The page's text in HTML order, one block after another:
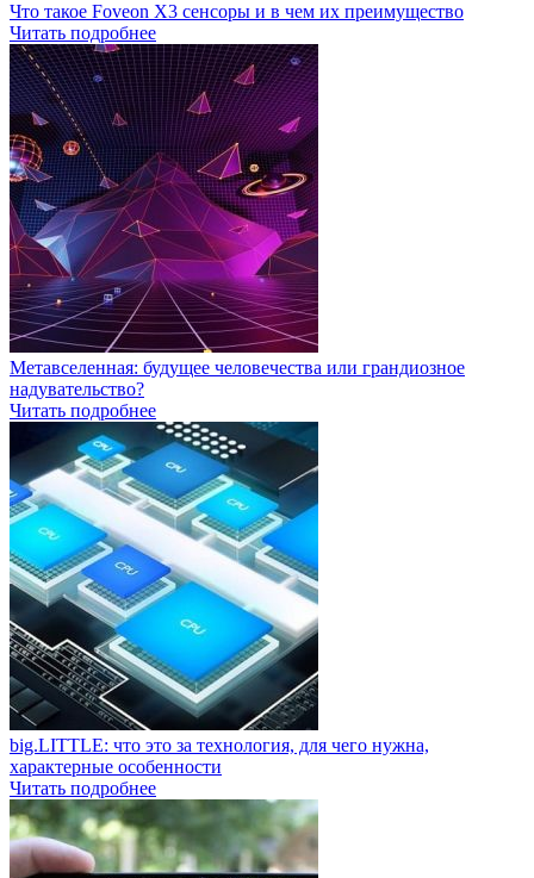
Что такое Foveon X3 сенсоры и в чем их преимущество
Читать подробнее
Метавселенная: будущее человечества или грандиозное
надувательство?
Читать подробнее
big.LITTLE: что это за технология, для чего нужна,
характерные особенности
Читать подробнее